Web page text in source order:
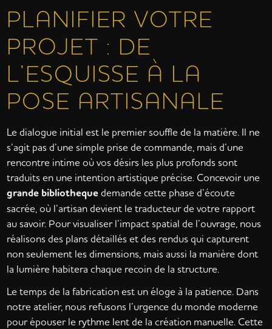
PLANIFIER VOTRE
PROJET : DE
L’ESQUISSE À LA
POSE ARTISANALE
Le dialogue initial est le premier souffle de la matière. Il ne
s’agit pas d’une simple prise de commande, mais d’une
rencontre intime où vos désirs les plus profonds sont
traduits en une intention artistique précise. Concevoir une
grande bibliothequedemande cette phase d’écoute
sacrée, où l’artisan devient le traducteur de votre rapport
au savoir. Pour visualiser l’impact spatial de l’ouvrage, nous
réalisons des plans détaillés et des rendus qui capturent
non seulement les dimensions, mais aussi la manière dont
la lumière habitera chaque recoin de la structure.
Le temps de la fabrication est un éloge à la patience. Dans
notre atelier, nous refusons l’urgence du monde moderne
pour épouser le rythme lent de la création manuelle. Cette